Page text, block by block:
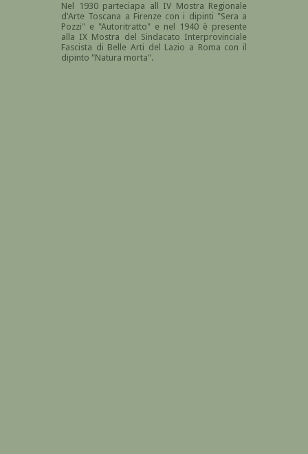
Nel 1930 parteciapa all IV Mostra Regionale
d'Arte Toscana a Firenze con i dipinti "Sera a
Pozzi" e "Autoritratto" e nel 1940 è presente
alla IX Mostra del Sindacato Interprovinciale
Fascista di Belle Arti del Lazio a Roma con il
dipinto "Natura morta".